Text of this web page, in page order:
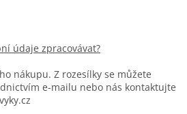
údaje zpracovávat?
nákupu. Z rozesílky se můžete
e-mailu nebo nás kontaktujte